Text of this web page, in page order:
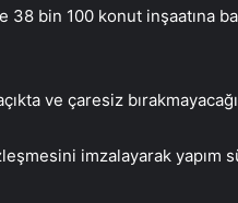
bin 100 konut inşaatına
ve çaresiz
imzalayarak yapım